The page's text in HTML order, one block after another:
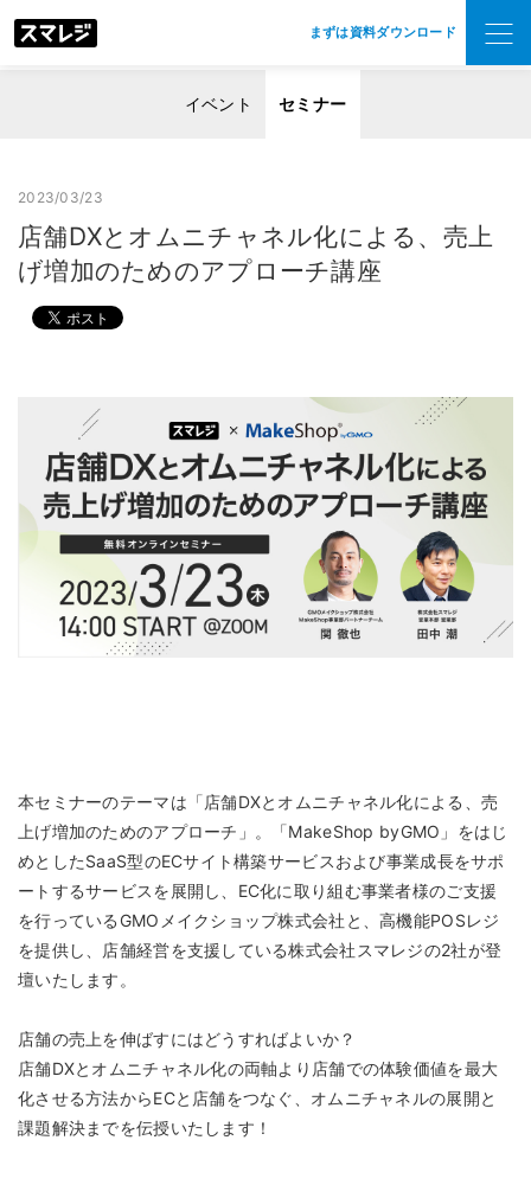
まずは資料ダウンロード
イベント セミナー
2023/03/23
店舗DXとオムニチャネル化による、売上
げ増加のためのアプローチ講座
本セミナーのテーマは「店舗DXとオムニチャネル化による、売
上げ増加のためのアプローチ」。「MakeShop byGMO」をはじ
めとしたSaaS型のECサイト構築サービスおよび事業成長をサポ
ートするサービスを展開し、EC化に取り組む事業者様のご支援
を行っているGMOメイクショップ株式会社と、高機能POSレジ
を提供し、店舗経営を支援している株式会社スマレジの2社が登
壇いたします。
店舗の売上を伸ばすにはどうすればよいか？
店舗DXとオムニチャネル化の両軸より店舗での体験価値を最大
化させる方法からECと店舗をつなぐ、オムニチャネルの展開と
課題解決までを伝授いたします！